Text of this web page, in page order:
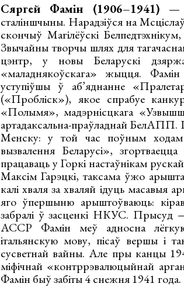
Сяргей Фамін (1906–1941) —
сталіншчыны. Нарадзіўся на
скончыў Магілёўскі
Звычайны творчы шлях для
цэнтр, у новы Беларускі
«маладнякоўскага» жыцця.
уступіўшы ў аб’яднанне
(«Пробліск»), якое спрабуе
«Полымя», мадэрнісцкага
артадаксальна-праўладнай БелАПП.
Менску: у той час поўным ходам
вызвалення Беларусі»,
працаваць у Горкі настаўнікам
Максім Гарэцкі, таксама ўжо
калі хваля за хваляй ідуць масавыя
яго ўпершыню арыштоўваюць:
забралі ў засценкі НКУС. Прысуд
АССР Фамін меў адносна
італьянскую мову, пісаў вершы і
сусветнай вайны. Але пры канцы
міфічнай «контррэвалюцыйнай
Фамін быў забіты 4 снежня 1941 года.